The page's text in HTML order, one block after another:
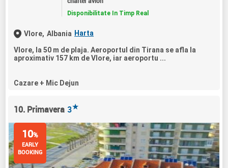
Disponibilitate In Timp Real
Vlore, Albania Harta
Vlore, la 50 m de plaja. Aeroportul din Tirana se afla la
aproximativ 157 km de Vlore, iar aeroportu ...
Cazare + Mic Dejun
10. Primavera 3★
10%
EARLY
BOOKING